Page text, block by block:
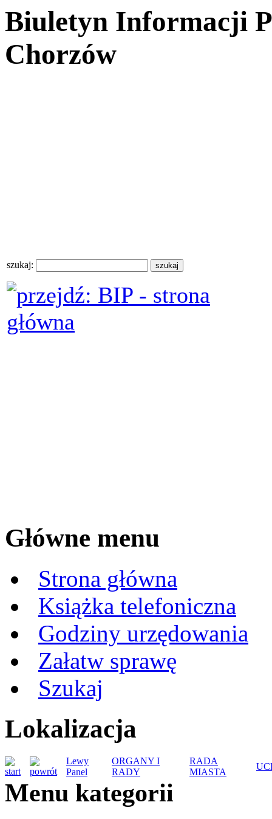
Biuletyn Informacji
Chorzów
szukaj:
Główne menu
Strona główna
Książka telefoniczna
Godziny urzędowania
Załatw sprawę
Szukaj
Lokalizacja
Lewy
Panel
ORGANY I
RADY
RADA
MIASTA
Menu kategorii